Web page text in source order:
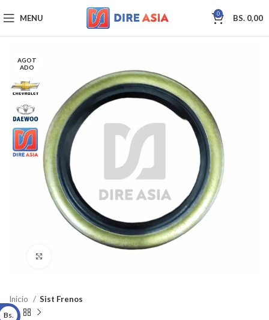
MENU 0 BS. 0,00
AGOT
ADO
Inicio Sist Frenos
Bs.